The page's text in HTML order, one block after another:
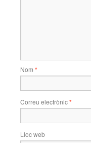
Nom *
Correu electrònic*
Lloc web